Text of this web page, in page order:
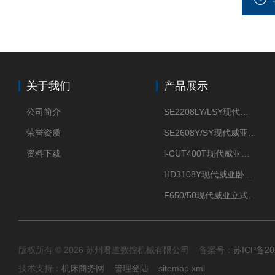
关于我们
公司简介
荣誉资质
资料下载
产品展示
版权所有 © 2026 苏州君道数控机械有限公司 备案号： 苏ICP备
技术支持： 机床商务网 管理登陆 sitemap.xml